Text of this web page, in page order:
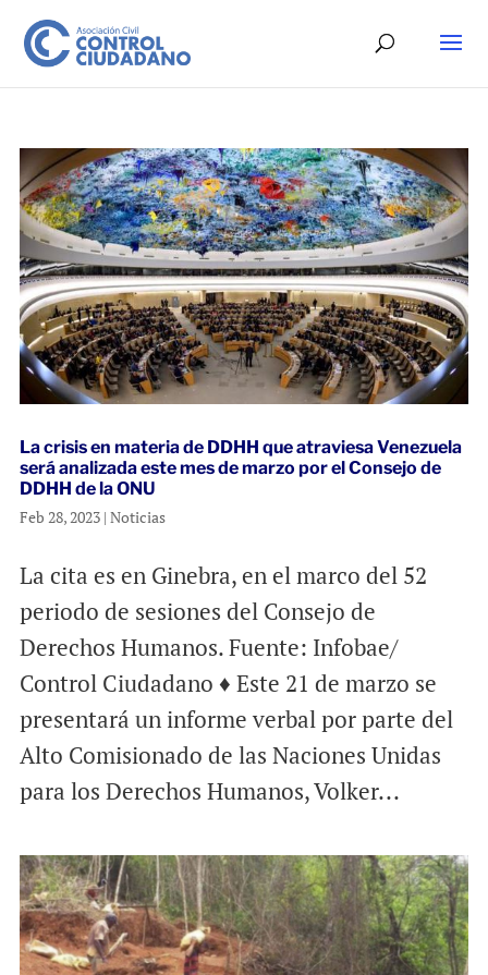
La crisis en materia de DDHH que atraviesa Venezuela
será analizada este mes de marzo por el Consejo de
DDHH de la ONU
Feb 28, 2023| Noticias
La cita es en Ginebra, en el marco del 52
periodo de sesiones del Consejo de
Derechos Humanos. Fuente: Infobae/
Control Ciudadano ♦ Este 21 de marzo se
presentará un informe verbal por parte del
Alto Comisionado de las Naciones Unidas
para los Derechos Humanos, Volker...